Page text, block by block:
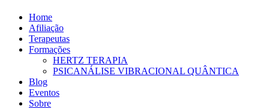
Home
Afiliação
Terapeutas
Formações
HERTZ TERAPIA
PSICANÁLISE VIBRACIONAL QUÂNTICA
Blog
Eventos
Sobre